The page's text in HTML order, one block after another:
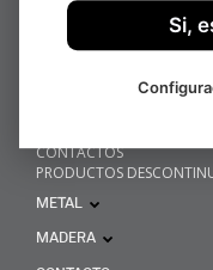
CONTACTOS
PRODUCTOS
METAL
MADERA
Si,